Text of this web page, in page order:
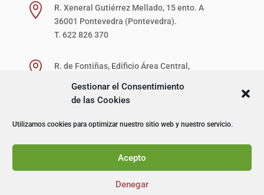
Gestionar el Consentimiento
de las Cookies
Utilizamos cookies para optimizar nuestro sitio web y nuestro servicio.
Acepto
Denegar

R. Xeneral Gutiérrez Mellado, 15 ento. A
36001 Pontevedra (Pontevedra).
T. 622 826 370

R. de Fontiñas, Edificio Área Central,
© I+D Capacitación Profesional